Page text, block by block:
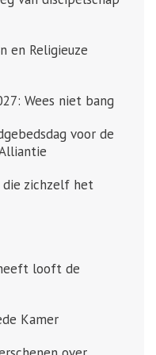
en Religieuze
Wees niet bang
voor de
die zichzelf het
looft de
Kamer